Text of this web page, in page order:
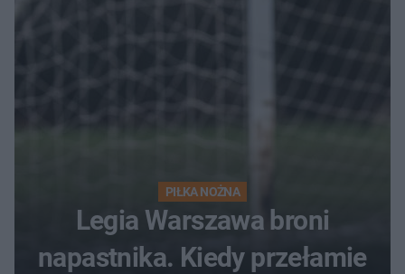
PIŁKA NOŻNA
Legia Warszawa broni
napastnika. Kiedy przełamie